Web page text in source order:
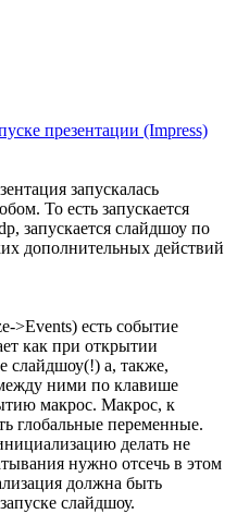
презентации (Impress)
запускалась
То есть запускается
запускается слайдшоу по
дополнительных действий
>Events) есть событие
как при открытии
слайдшоу(!) а, также,
ними по клавише
макрос. Макрос, к
глобальные переменные.
делать не
нужно отсечь в этом
должна быть
слайдшоу.